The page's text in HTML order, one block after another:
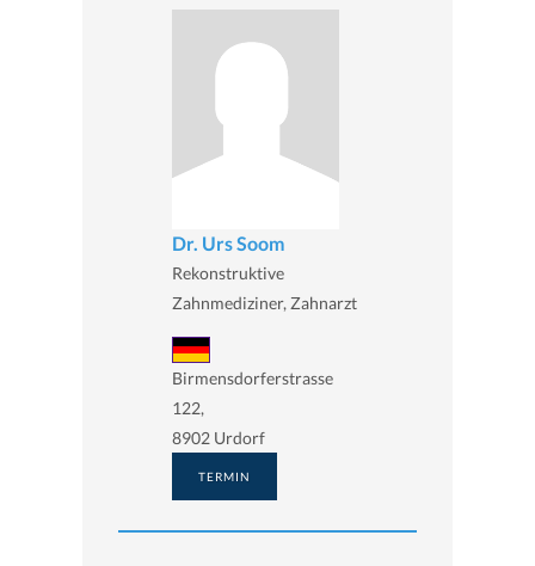
Dr. Urs Soom
Rekonstruktive
Zahnmediziner, Zahnarzt
Birmensdorferstrasse
122,
8902 Urdorf
TERMIN